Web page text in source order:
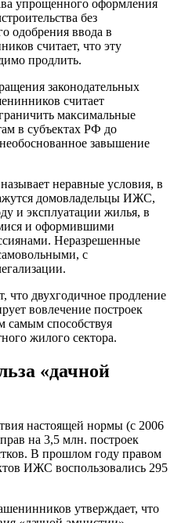
упрощенного оформления
без
одобрения ввода в
считает, что эту
продлить.
законодательных
считает
максимальные
в субъектах РФ до
завышение
неравные условия, в
домовладельцы ИЖС,
и эксплуатации жилья, в
и оформившими
Неразрешенные
с
что двухгодичное продление
вовлечение построек
самым способствуя
жилого сектора.
«дачной
настоящей нормы (с 2006
на 3,5 млн. построек
В прошлом году правом
ИЖС воспользовались 295
утверждает, что